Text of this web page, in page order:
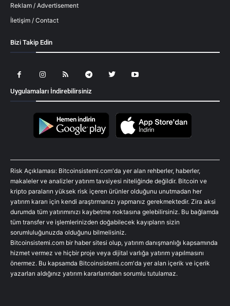
Reklam / Advertisement
İletişim / Contact
Bizi Takip Edin
Uygulamaları İndirebilirsiniz
Risk Açıklaması: Bitcoinsistemi.com'da yer alan rehberler, haberler,
makaleler ve analizler yatırım tavsiyesi niteliğinde değildir. Bitcoin ve
kripto paraların yüksek risk içeren ürünler olduğunu unutmadan her
yatırım kararı için kendi araştırmanızı yapmanız gerekmektedir. Zira aksi
durumda tüm yatırımınızı kaybetme noktasına gelebilirsiniz. Bu bağlamda
tüm transfer ve işlemlerinizden doğabilecek kayıpların sizin
sorumluluğunuzda olduğunu bilmelisiniz.
Bitcoinsistemi.com bir haber sitesi olup, yatırım danışmanlığı kapsamında
hizmet vermez ve hiçbir proje veya dijital varlığa yatırım yapılmasını
önermez. Bu kapsamda Bitcoinsistemi.com'da yer alan içerik ve içerik
yazarları aldığınız yatırım kararlarından sorumlu tutulamaz.